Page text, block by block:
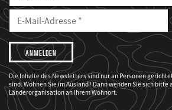
E-
Mailadresse
E-
Adresse
Ich
möchte,
dass
der
WWF
mich
über
seine
Projekte
informiert.
Die Inhalte des Newsletters sind nur an Personen
sind. Wohnen Sie im Ausland? Dann wenden Sie sich bitte
Länderorganisation an Ihrem Wohnort.